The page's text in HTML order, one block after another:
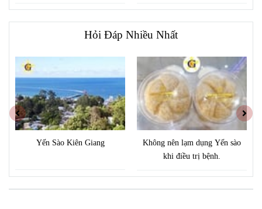
Hỏi Đáp Nhiều Nhất
Yến Sào Kiên Giang
Không nên lạm dụng Yến sào
khi điều trị bệnh.